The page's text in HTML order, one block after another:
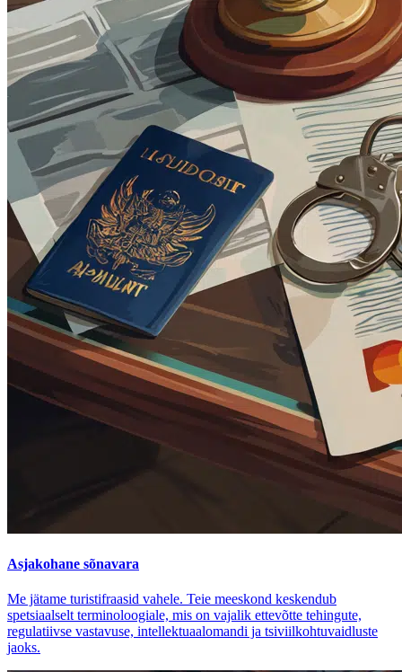
Asjakohane sõnavara
Me jätame turistifraasid vahele. Teie meeskond keskendub
spetsiaalselt terminoloogiale, mis on vajalik ettevõtte tehingute,
regulatiivse vastavuse, intellektuaalomandi ja tsiviilkohtuvaidluste
jaoks.